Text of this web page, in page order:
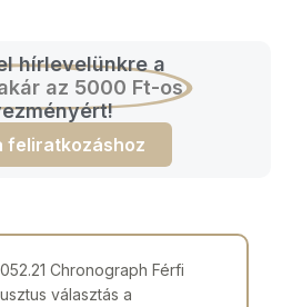
hírlevelünkre a
az 5000 Ft-os
feliratkozáshoz
Chronograph Férfi
választás a